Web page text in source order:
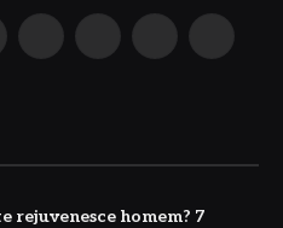
LinkedIn WhatsAppReddit TikTok
rejuvenesce homem? 7